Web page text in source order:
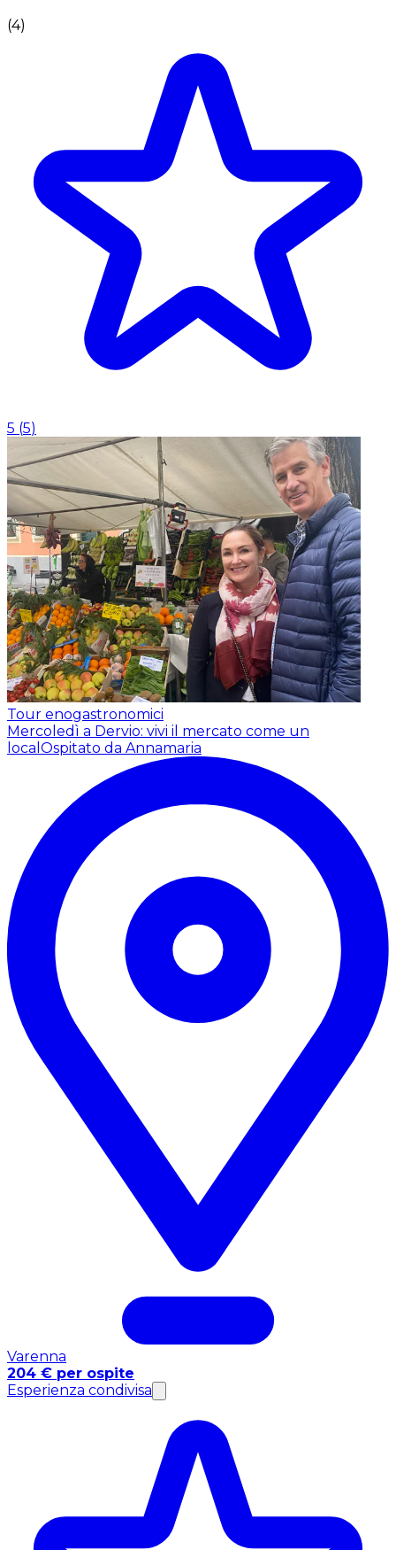
(4)
5 (5)
Tour enogastronomici
Mercoledì a Dervio: vivi il mercato come un
local Ospitato da Annamaria
Varenna
204 € per ospite
Esperienza condivisa